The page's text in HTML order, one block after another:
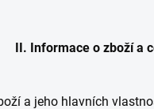
II. Informace o zboží a
a jeho hlavních